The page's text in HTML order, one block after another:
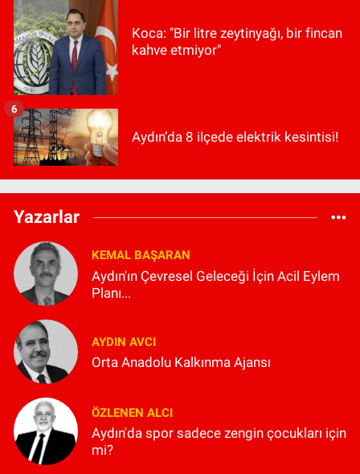
Koca: "Bir litre zeytinyağı, bir fincan
kahve etmiyor"
Aydın’da 8 ilçede elektrik kesintisi!
6
Yazarlar
KEMAL BAŞARAN
Aydın'ın Çevresel Geleceği İçin Acil Eylem
Planı...
AYDIN AVCI
Orta Anadolu Kalkınma Ajansı
ÖZLENEN ALCI
Aydın'da spor sadece zengin çocukları için
mi?